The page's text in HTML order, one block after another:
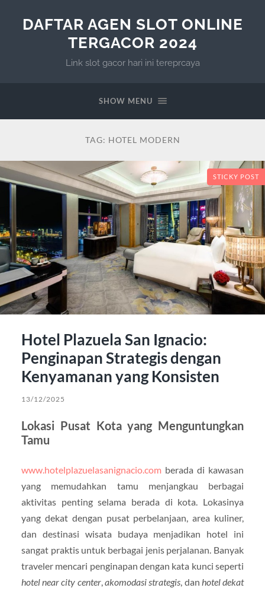
DAFTAR AGEN SLOT ONLINE
TERGACOR 2024
Link slot gacor hari ini tereprcaya
SHOW MENU
TAG: HOTEL MODERN
STICKY POST
Hotel Plazuela San Ignacio:
Penginapan Strategis dengan
Kenyamanan yang Konsisten
13/12/2025
Lokasi Pusat Kota yang Menguntungkan
Tamu
www.hotelplazuelasanignacio.com berada di kawasan
yang memudahkan tamu menjangkau berbagai
aktivitas penting selama berada di kota. Lokasinya
yang dekat dengan pusat perbelanjaan, area kuliner,
dan destinasi wisata budaya menjadikan hotel ini
sangat praktis untuk berbagai jenis perjalanan. Banyak
traveler mencari penginapan dengan kata kunci seperti
hotel near city center,akomodasi strategis, dan hotel dekat